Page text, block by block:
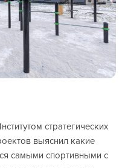
стратегических
выяснил какие
самыми спортивными с